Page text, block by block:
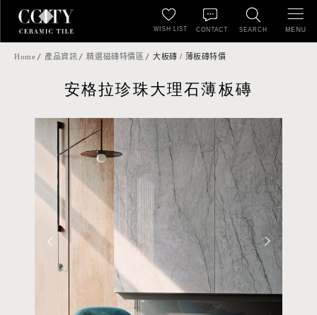
SEARCH
WISH LIST CONTACT MENU
Home 產品資訊 精選磁磚特價區 大板磚 / 薄板磚特價
安格拉珍珠大理石薄板磚